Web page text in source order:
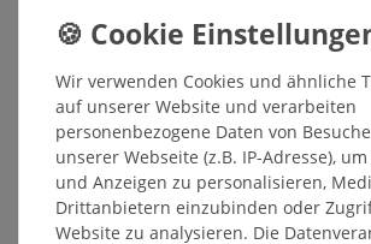
KUNTERBUNT
6,95 € *
In den
*inkl. ges. MwSt.
Wir verwenden Cookies und ähnliche
auf unserer Website und verarbeiten
personenbezogene Daten von
unserer Webseite (z.B. IP-Adresse),
und Anzeigen zu personalisieren,
Drittanbietern einzubinden oder
Website zu analysieren. Die